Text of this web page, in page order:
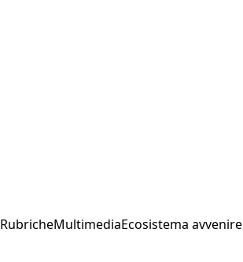
RubricheMultimediaEcosistema avvenire